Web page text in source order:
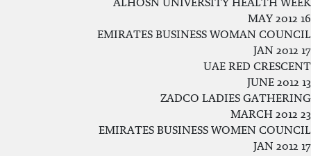
16 MAY 2012
EMIRATES BUSINESS WOMAN COUNCIL
17 JAN 2012
UAE RED CRESCENT
13 JUNE 2012
ZADCO LADIES GATHERING
23 MARCH 2012
EMIRATES BUSINESS WOMEN COUNCIL
17 JAN 2012